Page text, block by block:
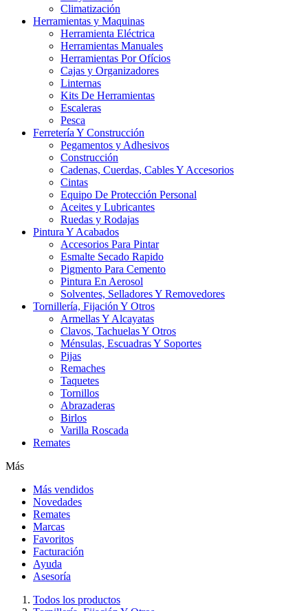
Climatización
Herramientas y Maquinas
Herramienta Eléctrica
Herramientas Manuales
Herramientas Por Ofícios
Cajas y Organizadores
Linternas
Kits De Herramientas
Escaleras
Pesca
Ferretería Y Construcción
Pegamentos y Adhesivos
Construcción
Cadenas, Cuerdas, Cables Y Accesorios
Cintas
Equipo De Protección Personal
Aceites y Lubricantes
Ruedas y Rodajas
Pintura Y Acabados
Accesorios Para Pintar
Esmalte Secado Rapido
Pigmento Para Cemento
Pintura En Aerosol
Solventes, Selladores Y Removedores
Tornillería, Fijación Y Otros
Armellas Y Alcayatas
Clavos, Tachuelas Y Otros
Ménsulas, Escuadras Y Soportes
Pijas
Remaches
Taquetes
Tornillos
Abrazaderas
Birlos
Varilla Roscada
Remates
Más
Más vendidos
Novedades
Remates
Marcas
Favoritos
Facturación
Ayuda
Asesoría
Todos los productos